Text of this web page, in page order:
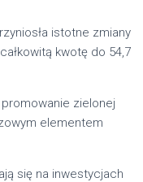
istotne zmiany
kwotę do 54,7
zielonej
elementem
się na inwestycjach